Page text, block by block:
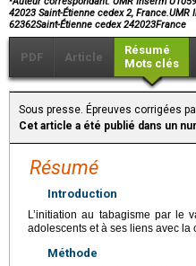
42023 Saint-Étienne cedex 2,
62362Saint-Étienne cedex 242023France
PDF Article
Résumé
Mots clés
Sous presse. Épreuves corrigées
Cet article a été publié dans un
Résumé
Introduction
L’initiation au tabagisme par le
adolescents et à ses liens avec la
Méthode